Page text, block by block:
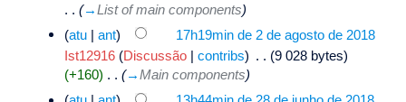
. . (→List of main components)
(atu |ant)
17h19min de 2 de agosto de 2018
Ist12916 (Discussão |contribs) . . (9 028 bytes)
(+160) . . (→Main components)